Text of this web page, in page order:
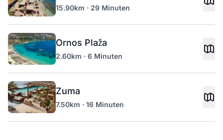
15.90km · 29 Minuten
Ornos Plaža
2.60km · 6 Minuten
Zuma
7.50km · 16 Minuten